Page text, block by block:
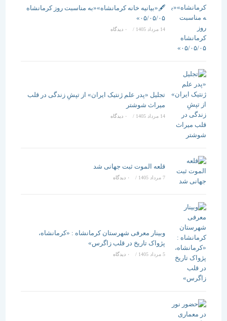
🖋️«بیانیه خانه کرمانشاه»«به مناسبت روز کرمانشاه
۰۵/۰۵/۰۵»
/ ۰ دیدگاه
تجلیل «پدر علم ژنتیک ایران» از تپشِ زندگی در قلب
میراث شوشتر
14 مرداد 1405 / ۰ دیدگاه
قلعه الموت ثبت جهانی شد
/ ۰ دیدگاه
وبینار معرفی شهرستان کرمانشاه : «کرمانشاه،
پژواک تاریخ در قلب زاگرس»
5 مرداد 1405 / ۰ دیدگاه